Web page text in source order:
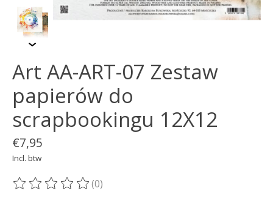
Art AA-ART-07 Zestaw
papierów do
scrapbookingu 12X12
€7,95
Incl. btw
De beoordeling van dit product is
(0)